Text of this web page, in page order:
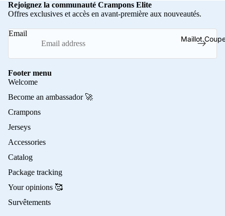
Maillot
Rejoignez la communauté Crampons Elite
Offres exclusives et accès en avant-première aux nouveautés.
Email
Footer menu
Welcome
Become an ambassador 🚀
Crampons
Jerseys
Accessories
Catalog
Package tracking
Your opinions 🥰
Survêtements